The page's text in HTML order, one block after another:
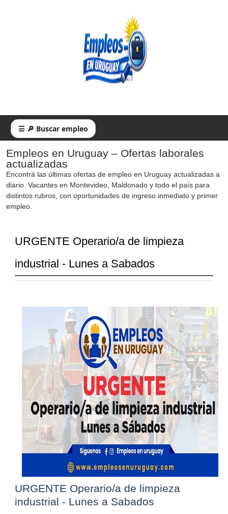
☰ 🔎 Buscar empleo
Empleos en Uruguay – Ofertas laborales
actualizadas
Encontrá las últimas ofertas de empleo en Uruguay actualizadas a
diario. Vacantes en Montevideo, Maldonado y todo el país para
distintos rubros, con oportunidades de ingreso inmediato y primer
empleo.
URGENTE Operario/a de limpieza
industrial - Lunes a Sabados
URGENTE Operario/a de limpieza
industrial - Lunes a Sabados